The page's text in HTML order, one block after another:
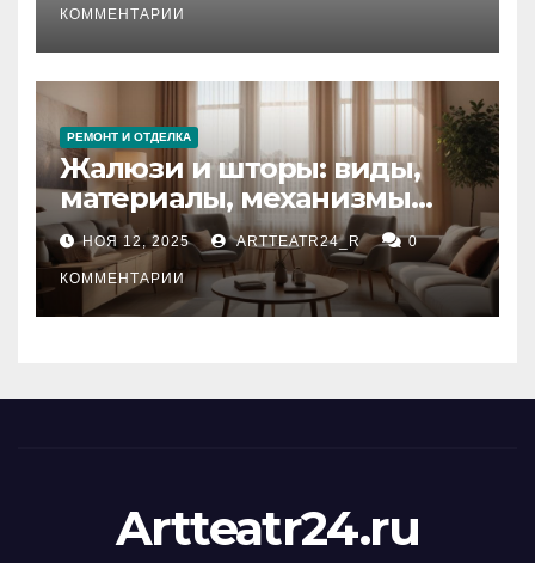
тезауруса
КОММЕНТАРИИ
РЕМОНТ И ОТДЕЛКА
Жалюзи и шторы: виды,
материалы, механизмы
управления и уход
НОЯ 12, 2025 ARTTEATR24_R 0
КОММЕНТАРИИ
Artteatr24.ru